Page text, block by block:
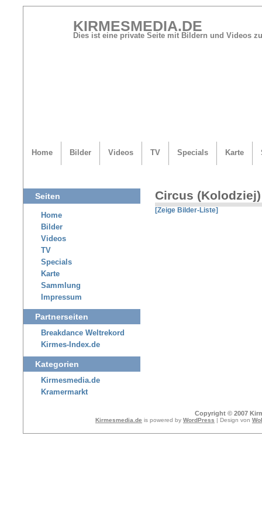
KIRMESMEDIA.DE
Dies ist eine private Seite mit Bildern und Videos
Home Bilder Videos TV Specials Karte
Circus (Kolodziej)
[Zeige Bilder-Liste]
Seiten
Home
Bilder
Videos
TV
Specials
Karte
Sammlung
Impressum
Partnerseiten
Breakdance Weltrekord
Kirmes-Index.de
Kategorien
Kirmesmedia.de
Kramermarkt
Copyright © 2007
Kirmesmedia.de is powered by WordPress | Design von